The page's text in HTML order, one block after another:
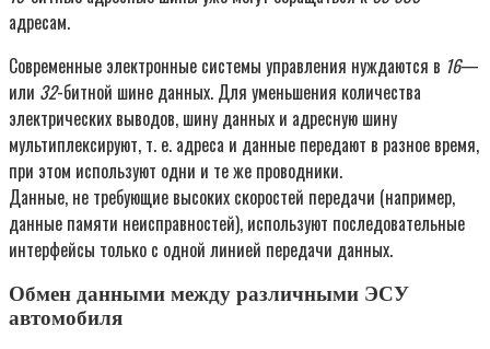
адресам.
Современные электронные системы управления нуждаются в 16—
или 32-битной шине данных. Для уменьшения количества
электрических выводов, шину данных и адресную шину
мультиплексируют, т. е. адреса и данные передают в разное время,
при этом используют одни и те же проводники.
Данные, не требующие высоких скоростей передачи (например,
данные памяти неисправностей), используют последовательные
интерфейсы только с одной линией передачи данных.
Обмен данными между различными ЭСУ
автомобиля